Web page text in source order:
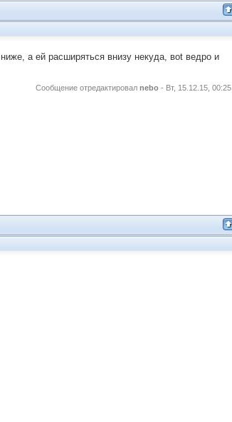
а ей расширяться внизу некуда, воt ведро и
Сообщение отредактировал nebo - Вт, 15.12.15, 00:25